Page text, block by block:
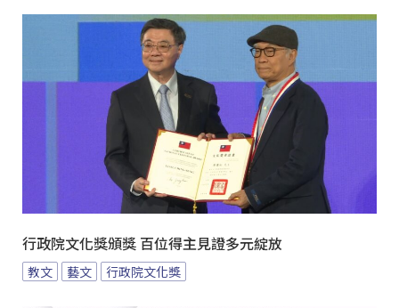
行政院文化獎頒獎 百位得主見證多元綻放
教文 藝文 行政院文化獎